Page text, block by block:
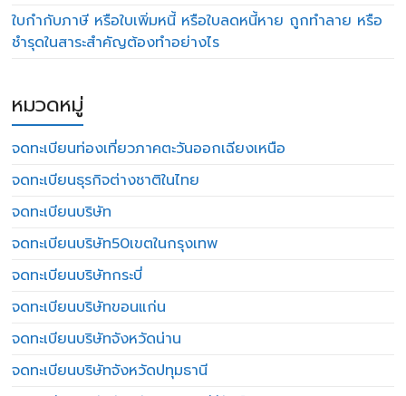
ใบกำกับภาษี หรือใบเพิ่มหนี้ หรือใบลดหนี้หาย ถูกทำลาย หรือ
ชำรุดในสาระสำคัญต้องทำอย่างไร
หมวดหมู่
จดทะเบียนท่องเที่ยวภาคตะวันออกเฉียงเหนือ
จดทะเบียนธุรกิจต่างชาติในไทย
จดทะเบียนบริษัท
จดทะเบียนบริษัท50เขตในกรุงเทพ
จดทะเบียนบริษัทกระบี่
จดทะเบียนบริษัทขอนแก่น
จดทะเบียนบริษัทจังหวัดน่าน
จดทะเบียนบริษัทจังหวัดปทุมธานี